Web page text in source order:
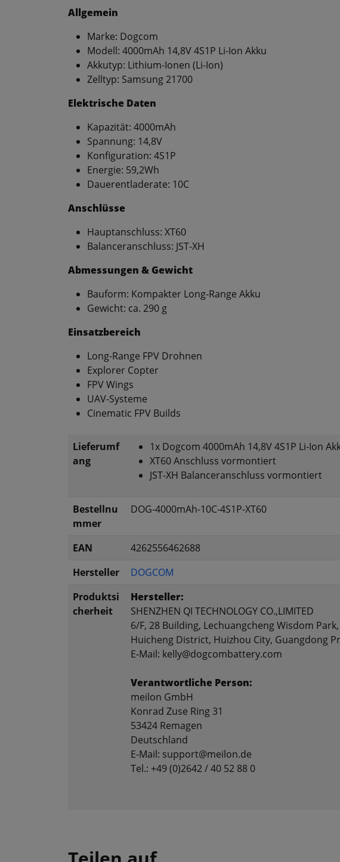
Allgemein
Marke: Dogcom
Modell: 4000mAh 14,8V 4S1P Li-Ion Akku
Akkutyp: Lithium-Ionen (Li-Ion)
Zelltyp: Samsung 21700
Elektrische Daten
Kapazität: 4000mAh
Spannung: 14,8V
Konfiguration: 4S1P
Energie: 59,2Wh
Dauerentladerate: 10C
Anschlüsse
Hauptanschluss: XT60
Balanceranschluss: JST-XH
Abmessungen & Gewicht
Bauform: Kompakter Long-Range Akku
Gewicht: ca. 290 g
Einsatzbereich
Long-Range FPV Drohnen
Explorer Copter
FPV Wings
UAV-Systeme
Cinematic FPV Builds
Lieferumf
ang
1x Dogcom 4000mAh 14,8V 4S1P Li-Ion
XT60 Anschluss vormontiert
JST-XH Balanceranschluss vormontiert
Bestellnu
mmer
DOG-4000mAh-10C-4S1P-XT60
EAN
4262556462688
Hersteller
DOGCOM
Produktsi
cherheit
Hersteller:
SHENZHEN QI TECHNOLOGY CO.,LIMITED
6/F, 28 Building, Lechuangcheng Wisdom
Huicheng District, Huizhou City, Guangdong
E-Mail: kelly@dogcombattery.com
Verantwortliche Person:
meilon GmbH
Konrad Zuse Ring 31
53424 Remagen
Deutschland
E-Mail: support@meilon.de
Tel.: +49 (0)2642 / 40 52 88 0